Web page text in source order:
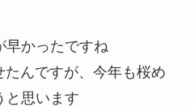
早かったですね
んですが、今年も桜め
と思います